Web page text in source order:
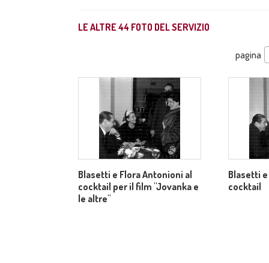
LE ALTRE44 FOTO DEL SERVIZIO
pagina
Blasetti e Flora Antonioni al
cocktail per il film "Jovanka e
le altre"
Blasetti
cocktail